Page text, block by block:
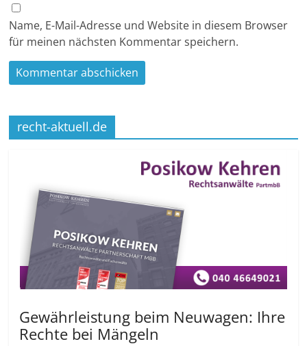
Name, E-Mail-Adresse und Website in diesem Browser
für meinen nächsten Kommentar speichern.
recht-aktuell.de
Gewährleistung beim Neuwagen: Ihre
Rechte bei Mängeln